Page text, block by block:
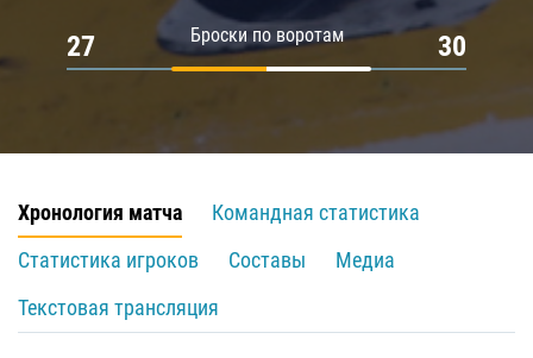
Броски по воротам
27 30
Хронология матча
Командная статистика
Статистика игроков
Составы
Медиа
Текстовая трансляция